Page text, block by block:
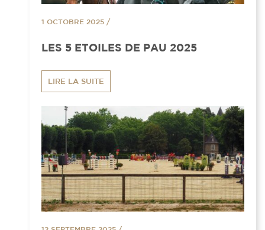
1 OCTOBRE 2025 /
LES 5 ETOILES DE PAU 2025
LIRE LA SUITE